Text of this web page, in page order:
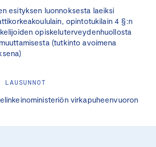
esityksen luonnoksesta laeiksi
opintotukilain 4 §:n
opiskeluterveydenhuollosta
(tutkinto avoimena
virkapuheenvuoron